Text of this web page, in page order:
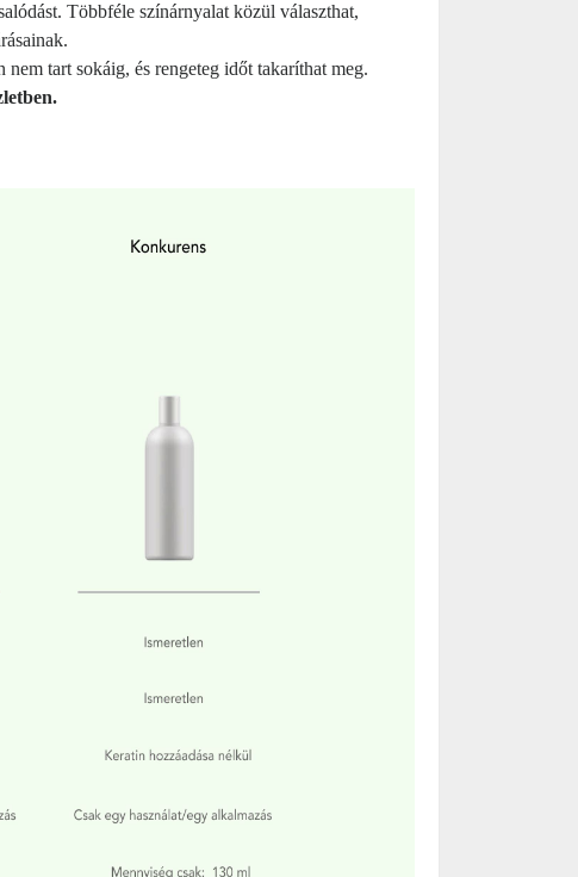
Többféle színárnyalat közül választhat,
tart sokáig, és rengeteg időt takaríthat meg.